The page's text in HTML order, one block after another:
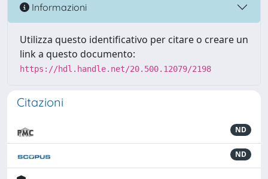
Informazioni
Utilizza questo identificativo per citare o creare un
link a questo documento:
https://hdl.handle.net/20.500.12079/2198
Citazioni
ND
ND